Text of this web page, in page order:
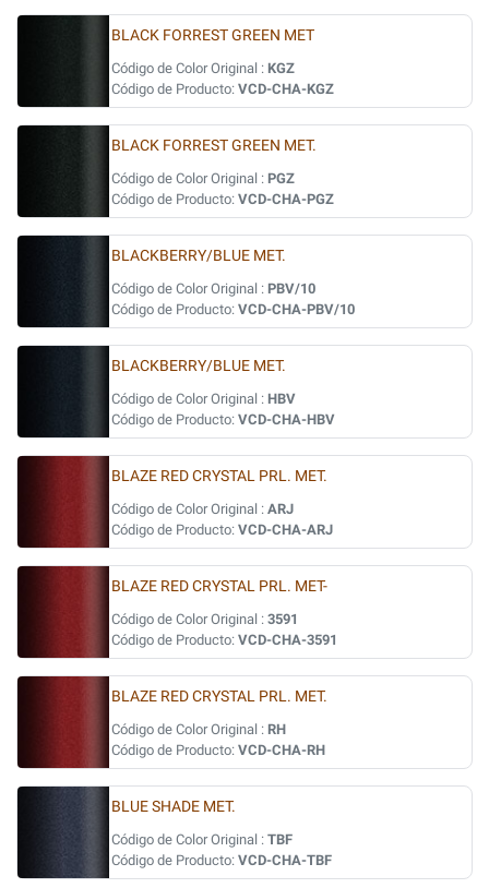
BLACK FORREST GREEN MET
Código de Color Original : KGZ
Código de Producto: VCD-CHA-KGZ
BLACK FORREST GREEN MET.
Código de Color Original : PGZ
Código de Producto: VCD-CHA-PGZ
BLACKBERRY/BLUE MET.
Código de Color Original : PBV/10
Código de Producto: VCD-CHA-PBV/10
BLACKBERRY/BLUE MET.
Código de Color Original : HBV
Código de Producto: VCD-CHA-HBV
BLAZE RED CRYSTAL PRL. MET.
Código de Color Original : ARJ
Código de Producto: VCD-CHA-ARJ
BLAZE RED CRYSTAL PRL. MET-
Código de Color Original : 3591
Código de Producto: VCD-CHA-3591
BLAZE RED CRYSTAL PRL. MET.
Código de Color Original : RH
Código de Producto: VCD-CHA-RH
BLUE SHADE MET.
Código de Color Original : TBF
Código de Producto: VCD-CHA-TBF